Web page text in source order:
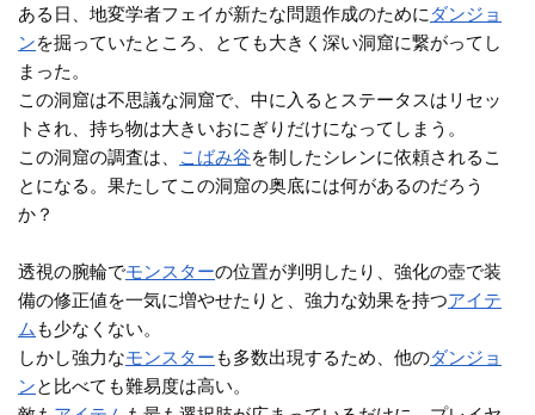
ある日、地変学者フェイが新たな問題作成のために ダンジョ
ンを掘っていたところ、とても大きく深い洞窟に繋がってし
まった。
この洞窟は不思議な洞窟で、中に入るとステータスはリセッ
トされ、持ち物は大きいおにぎりだけになってしまう。
この洞窟の調査は、
こばみ谷を制したシレンに依頼されるこ
とになる。果たしてこの洞窟の奥底には何があるのだろう
か？
透視の腕輪でモンスターの位置が判明したり、強化の壺で装
備の修正値を一気に増やせたりと、強力な効果を持つアイテ
ム も少なくない。
しかし強力なモンスターも多数出現するため、他のダンジョ
ンと比べても難易度は高い。